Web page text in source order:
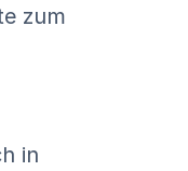
zum
in